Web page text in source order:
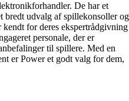
De har et
bredt udvalg af spillekonsoller og
for deres ekspertrådgivning
personale, der er
til spillere. Med en
er Power et godt valg for dem,